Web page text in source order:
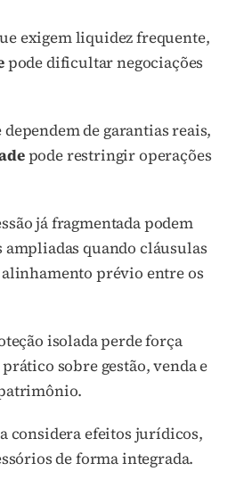
exigem liquidez frequente,
pode dificultar negociações
de garantias reais,
pode restringir operações
já fragmentada podem
quando cláusulas
alinhamento prévio entre os
isolada perde força
sobre gestão, venda e
considera efeitos jurídicos,
de forma integrada.